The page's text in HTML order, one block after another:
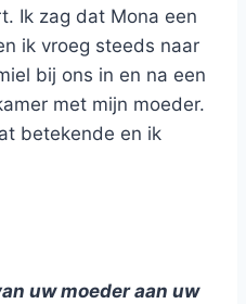
Ik zag dat Mona een
ik vroeg steeds naar
bij ons in en na een
met mijn moeder.
betekende en ik
uw moeder aan uw